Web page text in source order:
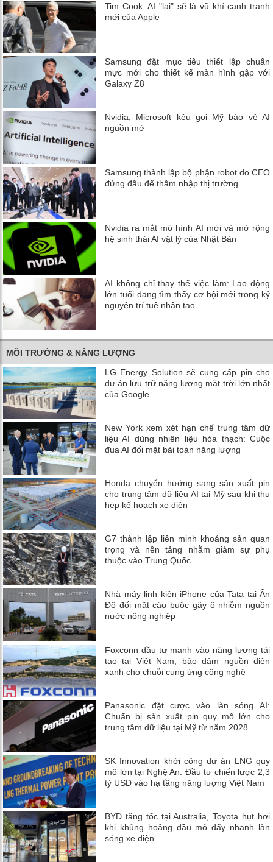
Tim Cook: AI "lai" sẽ là vũ khí cạnh tranh
mới của Apple
Samsung đặt mục tiêu thiết lập chuẩn
mực mới cho thiết kế màn hình gập với
Galaxy Z8
Nvidia, Microsoft kêu gọi Mỹ bảo vệ AI
nguồn mở
Samsung thành lập bộ phận robot do CEO
đứng đầu để thâm nhập thị trường
Nvidia ra mắt mô hình AI mới và mở rộng
hệ sinh thái AI vật lý của Nhật Bản
AI không chỉ thay thế việc làm: Lao động
lớn tuổi đang tìm thấy cơ hội mới trong kỷ
nguyên trí tuệ nhân tạo
MÔI TRƯỜNG & NĂNG LƯỢNG
LG Energy Solution sẽ cung cấp pin cho
dự án lưu trữ năng lượng mặt trời lớn nhất
của Google
New York xem xét hạn chế trung tâm dữ
liệu AI dùng nhiên liệu hóa thạch: Cuộc
đua AI đối mặt bài toán năng lượng
Honda chuyển hướng sang sản xuất pin
cho trung tâm dữ liệu AI tại Mỹ sau khi thu
hẹp kế hoạch xe điện
G7 thành lập liên minh khoáng sản quan
trọng và nền tảng nhằm giảm sự phụ
thuộc vào Trung Quốc
Nhà máy linh kiện iPhone của Tata tại Ấn
Độ đối mặt cáo buộc gây ô nhiễm nguồn
nước nông nghiệp
Foxconn đầu tư mạnh vào năng lượng tái
tạo tại Việt Nam, bảo đảm nguồn điện
xanh cho chuỗi cung ứng công nghệ
Panasonic đặt cược vào làn sóng AI:
Chuẩn bị sản xuất pin quy mô lớn cho
trung tâm dữ liệu tại Mỹ từ năm 2028
SK Innovation khởi công dự án LNG quy
mô lớn tại Nghệ An: Đầu tư chiến lược 2,3
tỷ USD vào hạ tầng năng lượng Việt Nam
BYD tăng tốc tại Australia, Toyota hụt hơi
khi khủng hoảng dầu mỏ đẩy nhanh làn
sóng xe điện